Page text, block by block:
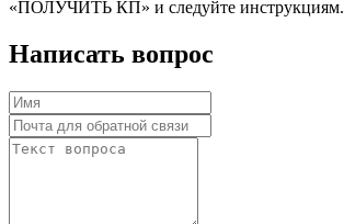
«ПОЛУЧИТЬ КП» и следуйте инструкциям.
Написать вопрос